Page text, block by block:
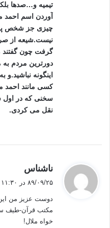
ها و سخنرانیهای او فهمیده ایم
براستی کسانی که حرفهای ایشان را
نهفته در متن نوشته ها ایشان نزدیک
برای اثبات اینکه این نوشته به
اختلافات را ندارم ازاسلام که دین
است که در طول تاریخ اسلام شاهد
برداشت خاص خود از قرآن وسنت
پرداختن به چگونگی برداشت
منتقدان ایشان حقیقت گفته های
برای درک راحت تر موضوع با یک
بسیاری از آموزه های دینی و انسانی
باورم که ایشان یکی از بزرگترین
تیمیه و…صدها
آوردن اسم احمد
چیزی جز شخص
نیست.شیعه از
گرفت چون گفتند
دورترین مردم
اینگونه
کسی مانند احمد
سخنی که در اول
نقل می کردی.
ناشناس
:
۸۹/۰۹/۲۵ در ۱۱:۳۰ بعد از ظهر
دوست عزیز من
مکتب قرآن-طیف
خواه‌ ملال!